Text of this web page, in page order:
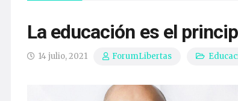
La educación es el
14 julio, 2021 ForumLibertas